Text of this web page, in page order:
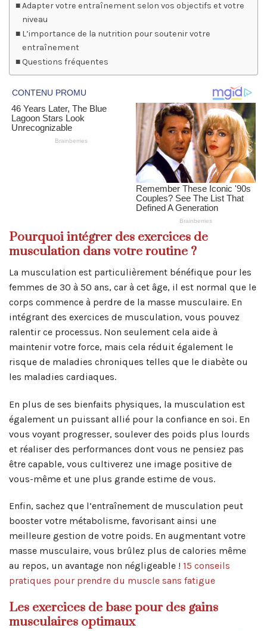
Adapter votre entraînement selon vos objectifs et votre
niveau
L’importance de la nutrition pour soutenir votre
entraînement
Questions fréquentes
Pourquoi intégrer des exercices de
musculation dans votre routine ?
La musculation est particulièrement bénéfique pour les
femmes de 30 à 50 ans, car à cet âge, il est normal que le
corps commence à perdre de la masse musculaire. En
intégrant des exercices de musculation, vous pouvez
ralentir ce processus. Non seulement cela aide à
maintenir votre force, mais cela réduit également le
risque de maladies chroniques telles que le diabète ou
les maladies cardiaques.
En plus de ses bienfaits physiques, la musculation est
également un puissant allié pour la confiance en soi. En
vous voyant progresser, soulever des poids plus lourds
et réaliser des performances dont vous ne pensiez pas
être capable, vous cultiverez une image positive de
vous-même et une plus grande estime de vous.
Enfin, sachez que l’entraînement de musculation peut
booster votre métabolisme, favorisant ainsi une
meilleure gestion de votre poids. En augmentant votre
masse musculaire, vous brûlez plus de calories même
au repos, un avantage non négligeable ! 15 conseils
pratiques pour prendre du muscle sans fatigue
Les exercices de base pour des gains
musculaires optimaux